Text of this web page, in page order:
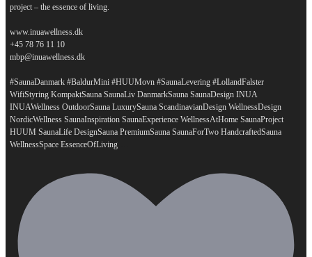
project – the essence of living.
www.inuawellness.dk
+45 78 76 11 10
mbp@inuawellness.dk
#SaunaDanmark #BaldurMini #HUUMovn #SaunaLevering #LollandFalster
WifiStyring KompaktSauna SaunaLiv DanmarkSauna SaunaDesign INUA
INUAWellness OutdoorSauna LuxurySauna ScandinavianDesign WellnessDesign
NordicWellness SaunaInspiration SaunaExperience WellnessAtHome SaunaProject
HUUM SaunaLife DesignSauna PremiumSauna SaunaForTwo HandcraftedSauna
WellnessSpace EssenceOfLiving